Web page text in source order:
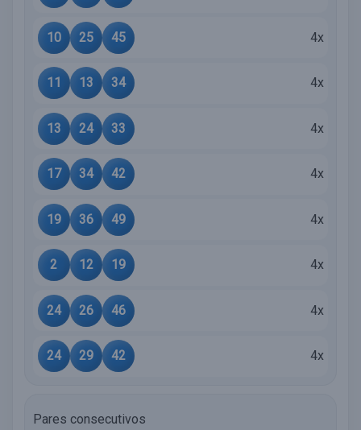
10 25 45 4x
11 13 34 4x
13 24 33 4x
17 34 42 4x
19 36 49 4x
2 12 19 4x
24 26 46 4x
24 29 42 4x
Pares consecutivos